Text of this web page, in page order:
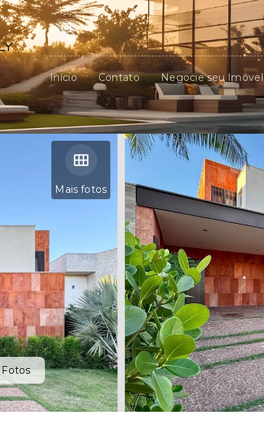
Início Contato Negocie seu Imóvel
Mais fotos
Fotos